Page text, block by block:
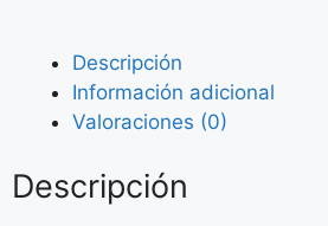
Descripción
Información adicional
Valoraciones (0)
Descripción